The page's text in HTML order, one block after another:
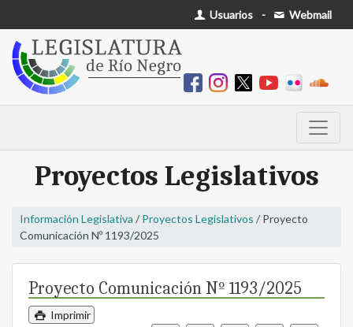
Usuarios - Webmail
Proyectos Legislativos
Información Legislativa / Proyectos Legislativos / Proyecto
Comunicación Nº 1193/2025
Proyecto Comunicación Nº 1193/2025
Imprimir